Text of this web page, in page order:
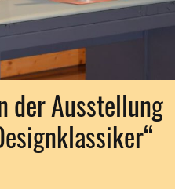
der Ausstellung